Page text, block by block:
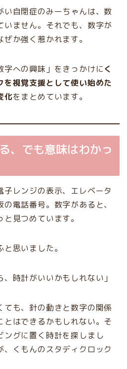
い自閉症のみーちゃんは、数
いません。それでも、数字が
か強く惹かれます。
字への興味」をきっかけにく
を視覚支援として使い始めた
化をまとめています。
、でも意味はわかっ
レンジの表示、エレベータ
電話番号。数字があると、
見つめています。
思いました。
、時計がいいかもしれない」
ても、針の動きと数字の関係
とはできるかもしれない。そ
ングに置く時計を探しまし
くもんのスタディクロック